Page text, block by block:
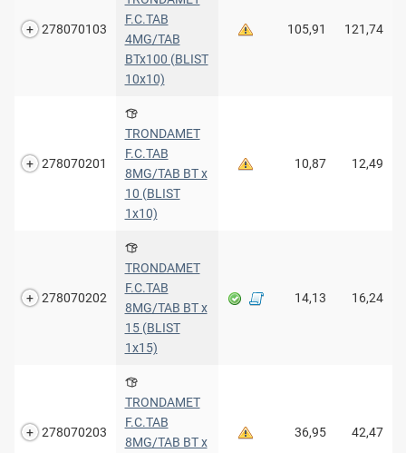
278070103
F.C.TAB
4MG/TAB
BTx100 (BLIST
10x10)
105,91 121,74
278070201
TRONDAMET
F.C.TAB
8MG/TAB BT x
10 (BLIST
1x10)
10,87 12,49
278070202
TRONDAMET
F.C.TAB
8MG/TAB BT x
15 (BLIST
1x15)
14,13 16,24
278070203
TRONDAMET
F.C.TAB
8MG/TAB BT x
36,95 42,47